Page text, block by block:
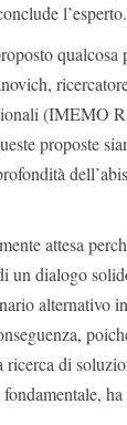
l’esperto.
qualcosa
(IMEMO
proposte
attesa
un dialogo
alternativo
di